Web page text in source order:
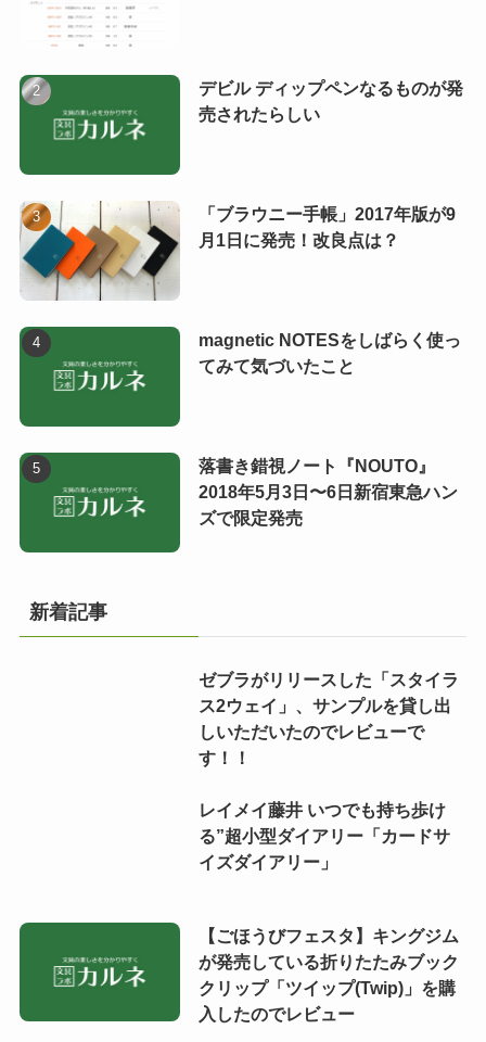
デビル ディップペンなるものが発
売されたらしい
「ブラウニー手帳」2017年版が9
月1日に発売！改良点は？
magnetic NOTESをしばらく使っ
てみて気づいたこと
落書き錯視ノート『NOUTO』
2018年5月3日〜6日新宿東急ハン
ズで限定発売
新着記事
ゼブラがリリースした「スタイラ
ス2ウェイ」、サンプルを貸し出
しいただいたのでレビューで
す！！
レイメイ藤井 いつでも持ち歩け
る”超小型ダイアリー「カードサ
イズダイアリー」
【ごほうびフェスタ】キングジム
が発売している折りたたみブック
クリップ「ツイップ(Twip)」を購
入したのでレビュー